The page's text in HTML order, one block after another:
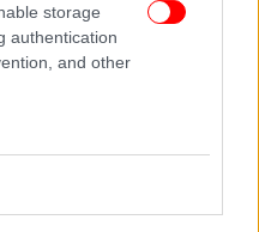
storage
authentication
and other